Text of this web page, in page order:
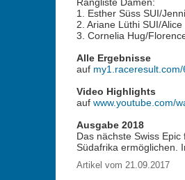
1. Esther Süss SUI/
2. Ariane Lüthi SUI/
3. Cornelia Hug/
Alle Ergebnisse
auf
Video Highlights
auf www.youtube.com/
Ausgabe 2018
Das nächste Swiss
Südafrika ermöglichen.
Artikel vom 21.09.2017